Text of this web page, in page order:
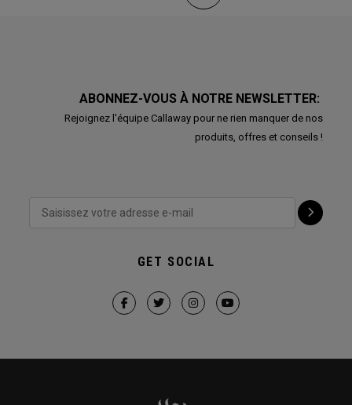
ABONNEZ-VOUS À NOTRE NEWSLETTER:
Rejoignez l'équipe Callaway pour ne rien manquer de nos
produits, offres et conseils !
GET SOCIAL